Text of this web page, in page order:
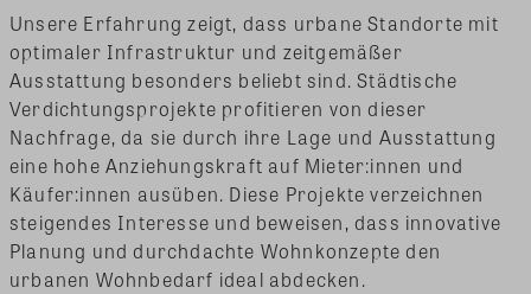
Unsere Erfahrung zeigt, dass urbane Standorte mit
optimaler Infrastruktur und zeitgemäßer
Ausstattung besonders beliebt sind. Städtische
Verdichtungsprojekte profitieren von dieser
Nachfrage, da sie durch ihre Lage und Ausstattung
eine hohe Anziehungskraft auf Mieter:innen und
Käufer:innen ausüben. Diese Projekte verzeichnen
steigendes Interesse und beweisen, dass innovative
Planung und durchdachte Wohnkonzepte den
urbanen Wohnbedarf ideal abdecken.